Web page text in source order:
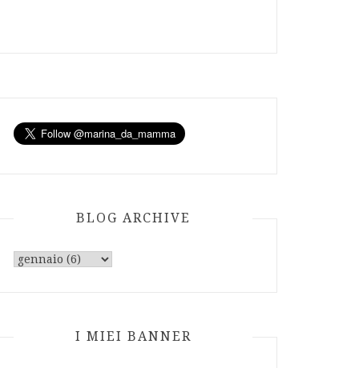
BLOG ARCHIVE
I MIEI BANNER